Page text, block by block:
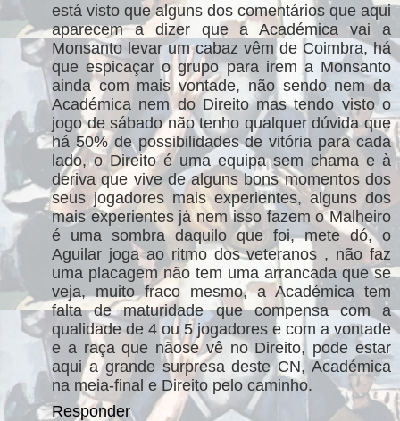
está visto que alguns dos comentários que aqui
aparecem a dizer que a Académica vai a
Monsanto levar um cabaz vêm de Coimbra, há
que espicaçar o grupo para irem a Monsanto
ainda com mais vontade, não sendo nem da
Académica nem do Direito mas tendo visto o
jogo de sábado não tenho qualquer dúvida que
há 50% de possibilidades de vitória para cada
lado, o Direito é uma equipa sem chama e à
deriva que vive de alguns bons momentos dos
seus jogadores mais experientes, alguns dos
mais experientes já nem isso fazem o Malheiro
é uma sombra daquilo que foi, mete dó, o
Aguilar joga ao ritmo dos veteranos , não faz
uma placagem não tem uma arrancada que se
veja, muito fraco mesmo, a Académica tem
falta de maturidade que compensa com a
qualidade de 4 ou 5 jogadores e com a vontade
e a raça que nãose vê no Direito, pode estar
aqui a grande surpresa deste CN, Académica
na meia-final e Direito pelo caminho.
Responder